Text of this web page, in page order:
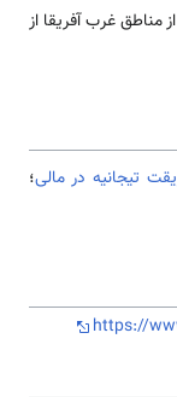
غرب آفریقا از
تیجانیه در مالی؛
https://